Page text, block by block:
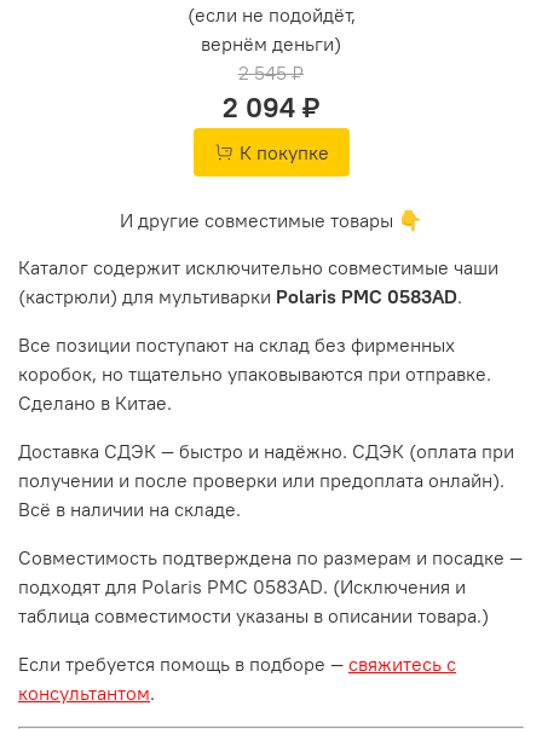
(если не подойдёт,
вернём деньги)
2 545 ₽
2 094 ₽
К покупке
И другие совместимые товары 👇
Каталог содержит исключительно совместимые чаши
(кастрюли) для мультиварки Polaris PMC 0583AD.
Все позиции поступают на склад без фирменных
коробок, но тщательно упаковываются при отправке.
Сделано в Китае.
Доставка СДЭК — быстро и надёжно. СДЭК (оплата при
получении и после проверки или предоплата онлайн).
Всё в наличии на складе.
Совместимость подтверждена по размерам и посадке —
подходят для Polaris PMC 0583AD. (Исключения и
таблица совместимости указаны в описании товара.)
Если требуется помощь в подборе — свяжитесь с
консультантом.